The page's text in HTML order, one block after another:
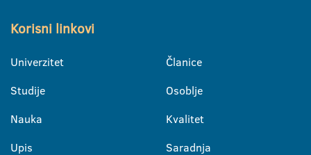
Korisni linkovi
Univerzitet
Studije
Nauka
Upis
Članice
Osoblje
Kvalitet
Saradnja